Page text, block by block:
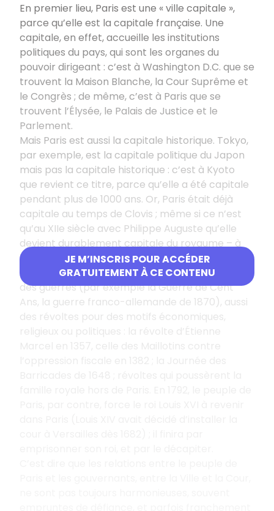
JE M’INSCRIS POUR ACCÉDER
GRATUITEMENT À CE CONTENU
En premier lieu, Paris est une « ville capitale »,
parce qu’elle est la capitale française. Une
capitale, en effet, accueille les institutions
politiques du pays, qui sont les organes du
pouvoir dirigeant : c’est à Washington D.C. que se
trouvent la Maison Blanche, la Cour Suprême et
le Congrès ; de même, c’est à Paris que se
trouvent l’Élysée, le Palais de Justice et le
Parlement.
Mais Paris est aussi la capitale historique. Tokyo,
par exemple, est la capitale politique du Japon
mais pas la capitale historique : c’est à Kyoto
que revient ce titre, parce qu’elle a été capitale
pendant plus de 1000 ans. Or, Paris était déjà
capitale au temps de Clovis ; même si ce n’est
qu’au XIIe siècle avec Philippe Auguste qu’elle
devient durablement capitale du royaume – à
l’exception des périodes de troubles…
Or, Paris a connu plusieurs périodes de troubles :
des guerres (par exemple la Guerre de Cent
Ans, la guerre franco-allemande de 1870), aussi
des révoltes pour des motifs économiques,